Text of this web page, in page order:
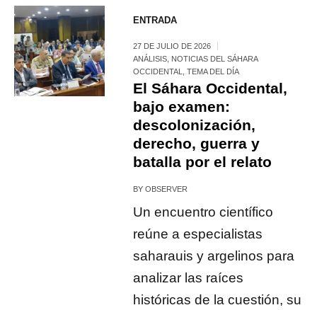
ENTRADA
27 DE JULIO DE 2026
ANÁLISIS NOTICIAS DEL SÁHARA
OCCIDENTAL
,TEMA DEL DÍA
El Sáhara Occidental,
bajo examen:
descolonización,
derecho, guerra y
batalla por el relato
BYOBSERVER
Un encuentro científico
reúne a especialistas
saharauis y argelinos para
analizar las raíces
históricas de la cuestión, su